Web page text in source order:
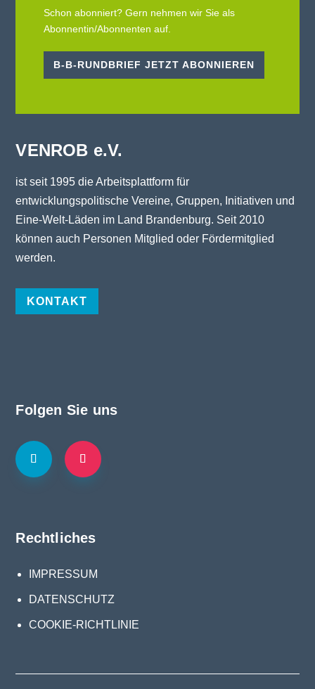
Schon abonniert? Gern nehmen wir Sie als
Abonnentin/Abonnenten auf.
B-B-RUNDBRIEF JETZT ABONNIEREN
VENROB e.V.
ist seit 1995 die Arbeitsplattform für
entwicklungspolitische Vereine, Gruppen, Initiativen und
Eine-Welt-Läden im Land Brandenburg. Seit 2010
können auch Personen Mitglied oder Fördermitglied
werden.
KONTAKT
Folgen Sie uns
Rechtliches
IMPRESSUM
DATENSCHUTZ
COOKIE-RICHTLINIE